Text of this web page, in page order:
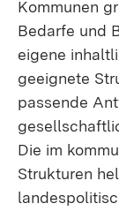
Kommunen
Bedarfe und
eigene
geeignete
passende
Die im
Strukturen